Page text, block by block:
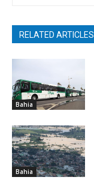
RELATED ARTICLES
Bahia
Bahia